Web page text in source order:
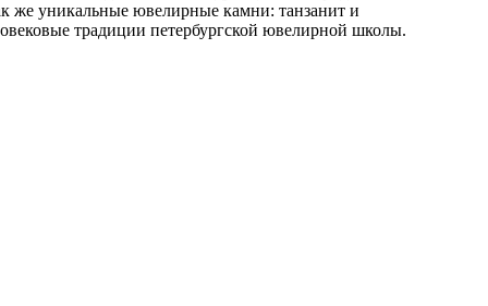
же уникальные ювелирные камни: танзанит и
традиции петербургской ювелирной школы.